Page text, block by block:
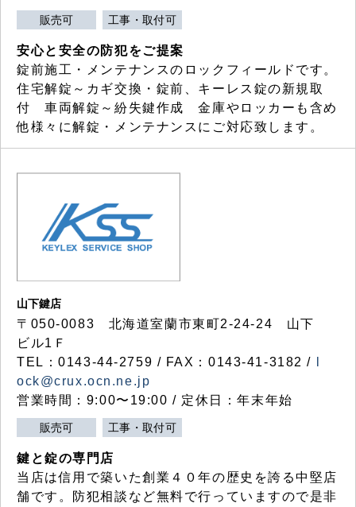
販売可 工事・取付可
安心と安全の防犯をご提案
錠前施工・メンテナンスのロックフィールドです。
住宅解錠～カギ交換・錠前、キーレス錠の新規取
付 車両解錠～紛失鍵作成 金庫やロッカーも含め
他様々に解錠・メンテナンスにご対応致します。
山下鍵店
〒050-0083 北海道室蘭市東町2-24-24 山下
ビル1Ｆ
TEL：0143-44-2759 / FAX：0143-41-3182 /
ock@crux.ocn.ne.jp
営業時間：9:00〜19:00 / 定休日：年末年始
販売可 工事・取付可
鍵と錠の専門店
当店は信用で築いた創業４０年の歴史を誇る中堅店
舗です。防犯相談など無料で行っていますので是非